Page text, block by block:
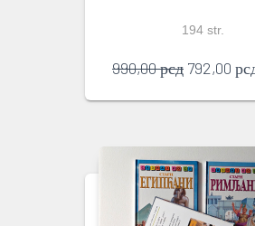
194 str.
990,00рсд Originalna
je
990,00
792,00